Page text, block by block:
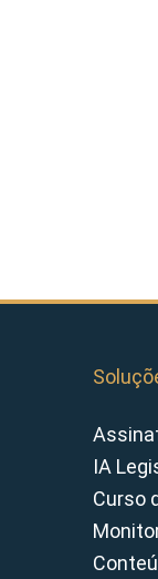
IA
Curso